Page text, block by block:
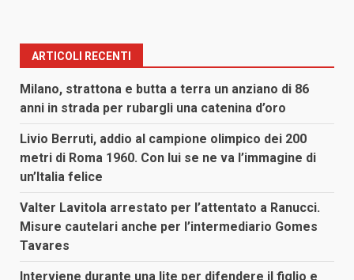
ARTICOLI RECENTI
Milano, strattona e butta a terra un anziano di 86
anni in strada per rubargli una catenina d’oro
Livio Berruti, addio al campione olimpico dei 200
metri di Roma 1960. Con lui se ne va l’immagine di
un’Italia felice
Valter Lavitola arrestato per l’attentato a Ranucci.
Misure cautelari anche per l’intermediario Gomes
Tavares
Interviene durante una lite per difendere il figlio e